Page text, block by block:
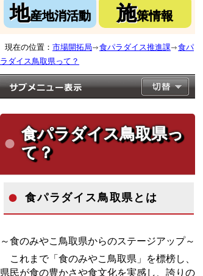
地産地消活動 施策情報
現在の位置： 市場開拓局 食パラダイス推進課
食パ
ラダイス鳥取県って？
食パラダイス鳥取県っ
て？
食パラダイス鳥取県とは
～食のみやこ鳥取県からのステージアップ～
これまで「食のみやこ鳥取県」を標榜し、
県民が食の豊かさや食文化を実感し、誇りの